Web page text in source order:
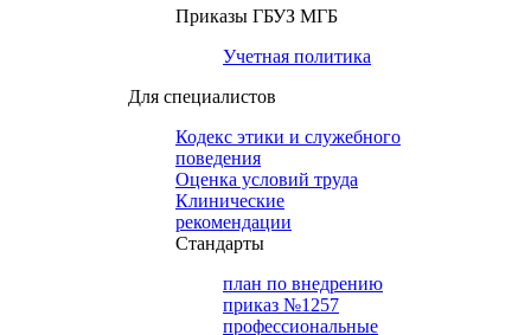
Приказы ГБУЗ МГБ
Учетная политика
Для специалистов
Кодекс этики и служебного
поведения
Оценка условий труда
Клинические
рекомендации
Cтандарты
план по внедрению
приказ №1257
профессиональные